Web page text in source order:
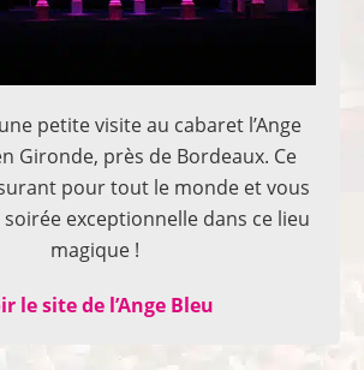
petite visite au cabaret l’Ange
Gironde, près de Bordeaux. Ce
pour tout le monde et vous
soirée exceptionnelle dans ce lieu
magique !
le site de l’Ange Bleu